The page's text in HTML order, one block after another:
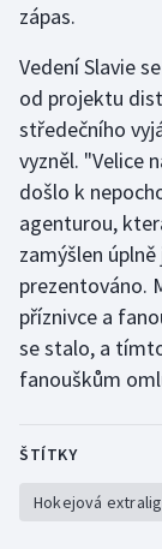
Ostatní
zápas.
Vedení Slavie
od projektu
středečního
vyzněl. "Velice
došlo k
agenturou,
zamýšlen
prezentováno.
příznivce a
se stalo, a
fanouškům
ŠTÍTKY
Hokejová